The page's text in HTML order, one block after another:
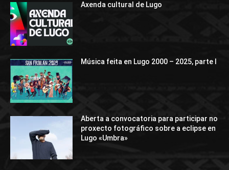
Axenda cultural de Lugo
Música feita en Lugo 2000 – 2025, parte I
Aberta a convocatoria para participar no
proxecto fotográfico sobre a eclipse en
Lugo «Umbra»